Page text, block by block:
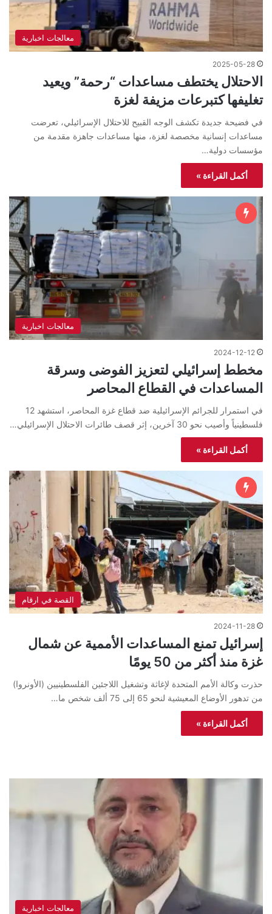
معالجات اخبارية
2025-05-28
الاحتلال يختطف مساعدات “رحمة” ويعيد
تغليفها كتبرعات مزيفة لغزة
في فضيحة جديدة تكشف الوجه القبيح للاحتلال الإسرائيلي، تعرضت
مساعدات إنسانية مخصصة لغزة، منها مساعدات جاهزة مقدمة من
مؤسسات دولية…
أكمل القراءة »
معالجات اخبارية
2024-12-12
مخطط إسرائيلي لتعزيز الفوضى وسرقة
المساعدات في القطاع المحاصر
في استمرار للجرائم الإسرائيلية ضد قطاع غزة المحاصر، استشهد 12
فلسطينياً وأصيب نحو 30 آخرين، إثر قصف طائرات الاحتلال الإسرائيلي…
أكمل القراءة »
القصة في ارقام
2024-11-28
إسرائيل تمنع المساعدات الأممية عن شمال
غزة منذ أكثر من 50 يومًا
حذرت وكالة الأمم المتحدة لإغاثة وتشغيل اللاجئين الفلسطينيين (الأونروا)
من تدهور الأوضاع المعيشية لنحو 65 إلى 75 ألف شخص ما…
أكمل القراءة »
معالجات اخبارية